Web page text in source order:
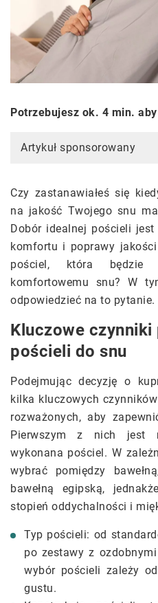
Potrzebujesz ok. 4 min.
Artykuł sponsorowany
Czy zastanawiałeś się
na jakość Twojego snu
Dobór idealnej pościeli
komfortu i poprawy
pościel, która będzie
komfortowemu snu? W
odpowiedzieć na to pytanie.
Kluczowe
pościeli do snu
Podejmując decyzję o
kilka kluczowych
rozważonych, aby
Pierwszym z nich jest
wykonana pościel. W
wybrać pomiędzy
bawełną egipską,
stopień oddychalności i
Typ pościeli: od
po zestawy z
wybór pościeli zależy
gustu.